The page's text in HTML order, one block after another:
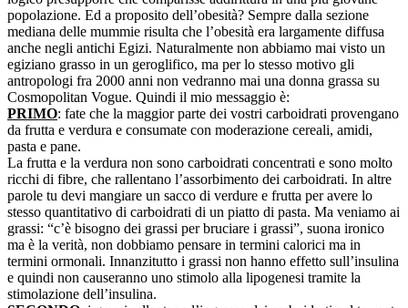
popolazione. Ed a proposito dell’obesità? Sempre dalla sezione
mediana delle mummie risulta che l’obesità era largamente diffusa
anche negli antichi Egizi. Naturalmente non abbiamo mai visto un
egiziano grasso in un geroglifico, ma per lo stesso motivo gli
antropologi fra 2000 anni non vedranno mai una donna grassa su
Cosmopolitan Vogue. Quindi il mio messaggio è:
PRIMO: fate che la maggior parte dei vostri carboidrati provengano
da frutta e verdura e consumate con moderazione cereali, amidi,
pasta e pane.
La frutta e la verdura non sono carboidrati concentrati e sono molto
ricchi di fibre, che rallentano l’assorbimento dei carboidrati. In altre
parole tu devi mangiare un sacco di verdure e frutta per avere lo
stesso quantitativo di carboidrati di un piatto di pasta. Ma veniamo ai
grassi: “c’è bisogno dei grassi per bruciare i grassi”, suona ironico
ma è la verità, non dobbiamo pensare in termini calorici ma in
termini ormonali. Innanzitutto i grassi non hanno effetto sull’insulina
e quindi non causeranno uno stimolo alla lipogenesi tramite la
stimolazione dell’insulina.